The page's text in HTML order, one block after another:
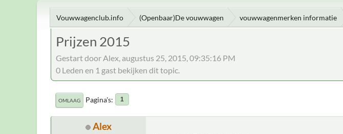
Vouwwagenclub.info (Openbaar)De vouwwagen vouwwagenmerken informatie
Prijzen 2015
Gestart door Alex, augustus 25, 2015, 09:35:16 PM
0 Leden en 1 gast bekijken dit topic.
OMLAAG Pagina's 1
Alex